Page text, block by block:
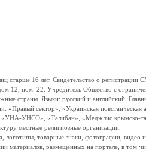
16 лет. Свидетельство о
12, пом. 22. Учредитель Общество с
страны. Языки: русский и английский.
«Правый сектор», «Украинская
УНСО», «Талибан», «Меджлис крымско-
местные религиозные организации.
товарные знаки, фотографии,
размещенных на портале, в том